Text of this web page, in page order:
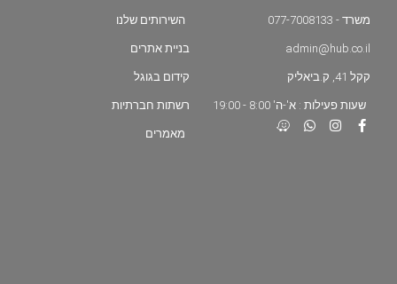
משרד - 077-7008133
admin@hub.co.il
קקל 41, ק.ביאליק
שעות פעילות : א'-ה' 8:00 - 19:00
השירותים שלנו
בניית אתרים
קידום בגוגל
רשתות חברתיות
מאמרים